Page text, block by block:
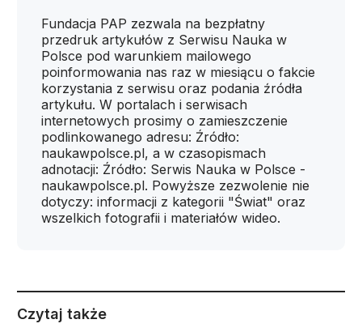
Fundacja PAP zezwala na bezpłatny
przedruk artykułów z Serwisu Nauka w
Polsce pod warunkiem mailowego
poinformowania nas raz w miesiącu o fakcie
korzystania z serwisu oraz podania źródła
artykułu. W portalach i serwisach
internetowych prosimy o zamieszczenie
podlinkowanego adresu: Źródło:
naukawpolsce.pl, a w czasopismach
adnotacji: Źródło: Serwis Nauka w Polsce -
naukawpolsce.pl. Powyższe zezwolenie nie
dotyczy: informacji z kategorii "Świat" oraz
wszelkich fotografii i materiałów wideo.
Czytaj także